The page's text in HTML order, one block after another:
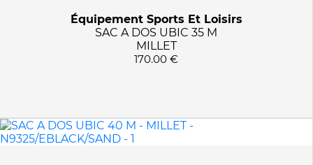
Équipement Sports Et Loisirs
SAC A DOS UBIC 35 M
MILLET
170.00 €